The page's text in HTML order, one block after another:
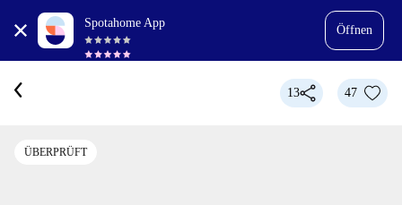
Spotahome App
Öffnen
13 47
ÜBERPRÜFT